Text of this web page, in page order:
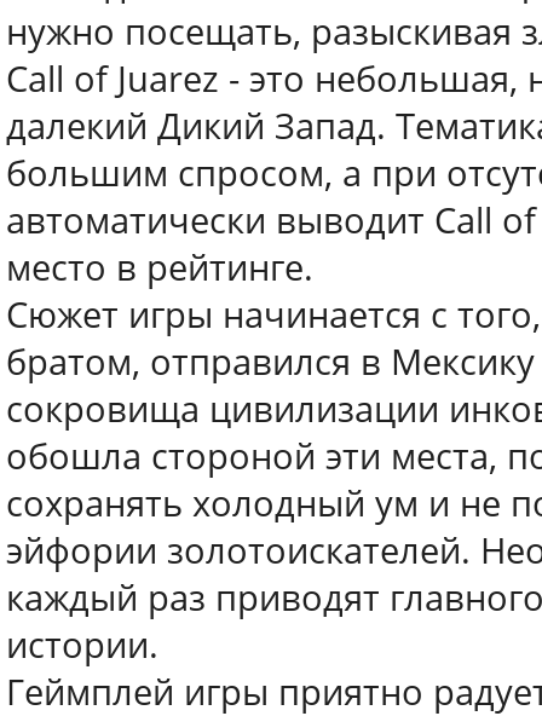
нужно посещать, разыскивая
Call of Juarez - это
далекий Дикий Запад.
большим спросом, а при
автоматически выводит Call
место в рейтинге.
Сюжет игры начинается с
братом, отправился в
сокровища цивилизации
обошла стороной эти места,
сохранять холодный ум и не
эйфории золотоискателей.
каждый раз приводят
истории.
Геймплей игры приятно